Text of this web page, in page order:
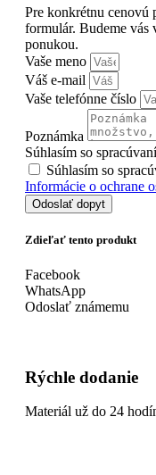
Pre konkrétnu cenovú
formulár. Budeme vás
ponukou.
Vaše meno
Váš e-mail
Vaše telefónne číslo
Poznámka
Súhlasím so
Súhlasím so
Informácie o ochrane
Odoslať dopyt
Zdieľať tento produkt
Facebook
WhatsApp
Odoslať známemu
Rýchle dodanie
Materiál už do 24